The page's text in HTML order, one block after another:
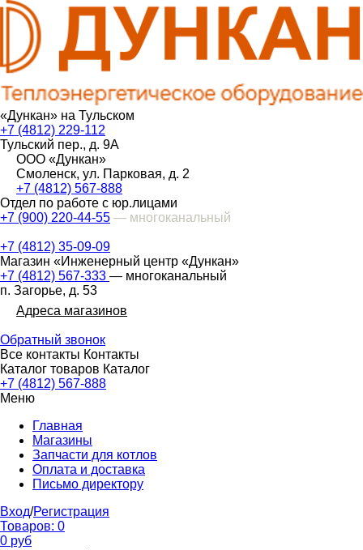
«Дункан» на Тульском
+7 (4812) 229-112
Тульский пер., д. 9А
ООО «Дункан»
Смоленск, ул. Парковая, д. 2
+7 (4812) 567-888
Отдел по работе с юр.лицами
+7 (900) 220-44-55 — многоканальный
+7 (4812) 35-09-09
Магазин «Инженерный центр «Дункан»
+7 (4812) 567-333 — многоканальный
п. Загорье, д. 53
Адреса магазинов
Обратный звонок
Все контакты Контакты
Каталог товаров Каталог
+7 (4812) 567-888
Меню
Главная
Магазины
Запчасти для котлов
Оплата и доставка
Письмо директору
Вход/Регистрация
Товаров: 0
0 руб